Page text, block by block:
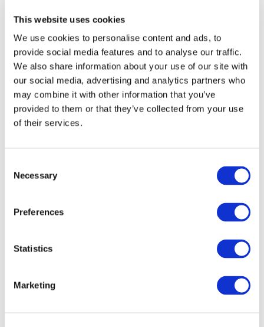
This website uses cookies
We use cookies to personalise content and ads, to
provide social media features and to analyse our traffic.
We also share information about your use of our site with
our social media, advertising and analytics partners who
may combine it with other information that you’ve
provided to them or that they’ve collected from your use
of their services.
Selection
Necessary
Preferences
Statistics
Marketing